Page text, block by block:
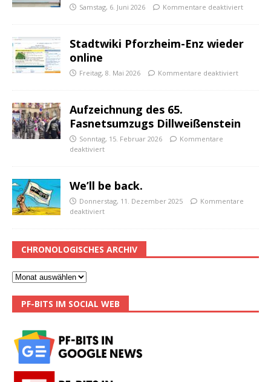
Samstag, 6. Juni 2026 Kommentare deaktiviert
Stadtwiki Pforzheim-Enz wieder
online
Freitag, 8. Mai 2026 Kommentare deaktiviert
Aufzeichnung des 65.
Fasnetsumzugs Dillweißenstein
Sonntag, 15. Februar 2026
Kommentare
deaktiviert
We’ll be back.
Donnerstag, 11. Dezember 2025
Kommentare
deaktiviert
CHRONOLOGISCHES ARCHIV
PF-BITS IM SOCIAL WEB